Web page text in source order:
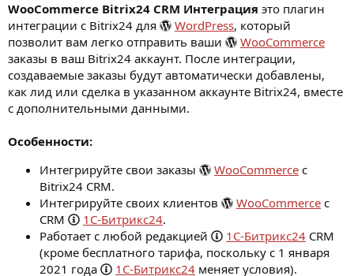
н
и
я
WooСommerce Bitrix24 CRM Интеграция это плагин
интеграции с Bitrix24 для
WordPress, который
позволит вам легко отправить ваши
WooCommerce
заказы в ваш Bitrix24 аккаунт. После интеграции,
создаваемые заказы будут автоматически добавлены,
как лид или сделка в указанном аккаунте Bitrix24, вместе
с дополнительными данными.
Особенности:
Интегрируйте свои заказы
WooCommerce с
Bitrix24 CRM.
Интегрируйте своих клиентов
WooCommerce с
CRM
1С-Битрикс24.
Работает с любой редакцией
1С-Битрикс24 CRM
(кроме бесплатного тарифа, поскольку с 1 января
2021 года
1С-Битрикс24 меняет условия).